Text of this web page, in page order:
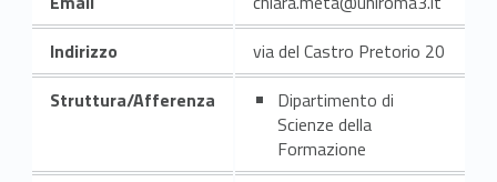
Indirizzo
via del Castro Pretorio 20
Struttura/Afferenza
Dipartimento di
Scienze della
Formazione